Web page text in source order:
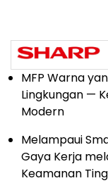
MFP Warna
Lingkungan —
Modern
Melampaui
Gaya Kerja
Keamanan